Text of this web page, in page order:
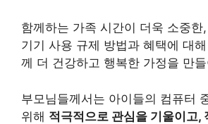
함께하는 가족 시간이 더욱 소중한
기기 사용 규제 방법과 혜택에 대
께 더 건강하고 행복한 가정을 만
부모님들께서는 아이들의 컴퓨터
위해 적극적으로 관심을 기울이고,